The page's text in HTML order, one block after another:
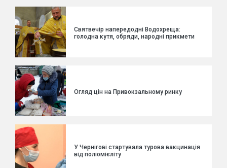
Святвечір напередодні Водохреща:
голодна кутя, обряди, народні прикмети
Огляд цін на Привокзальному ринку
У Чернігові стартувала турова вакцинація
від поліомієліту